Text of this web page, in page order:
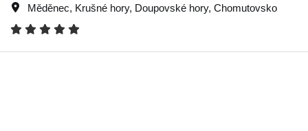
Měděnec, Krušné hory, Doupovské hory, Chomutovsko